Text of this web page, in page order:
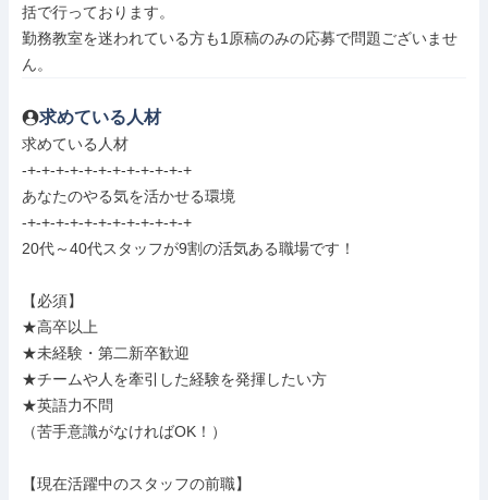
括で行っております。
勤務教室を迷われている方も1原稿のみの応募で問題ございませ
ん。
求めている人材
求めている人材
-+-+-+-+-+-+-+-+-+-+-+-+
あなたのやる気を活かせる環境
-+-+-+-+-+-+-+-+-+-+-+-+
20代～40代スタッフが9割の活気ある職場です！
【必須】
★高卒以上
★未経験・第二新卒歓迎
★チームや人を牽引した経験を発揮したい方
★英語力不問
（苦手意識がなければOK！）
【現在活躍中のスタッフの前職】